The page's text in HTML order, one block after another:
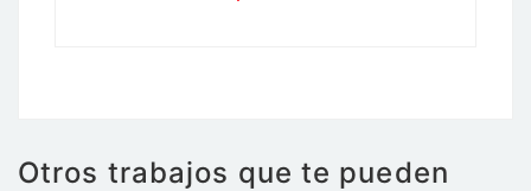
Otros trabajos que te pueden